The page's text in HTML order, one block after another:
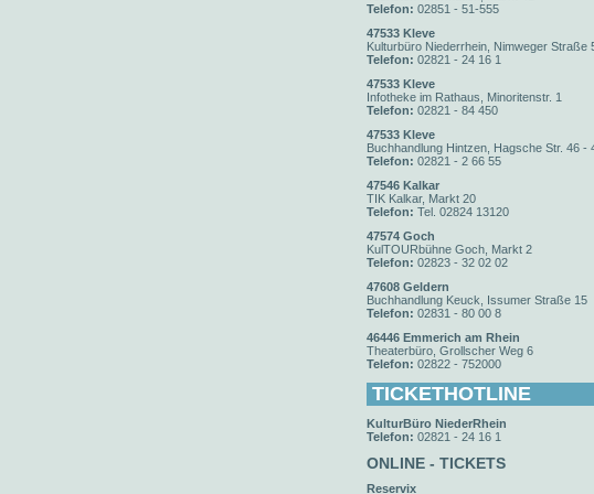
Telefon: 02851 - 51-555
47533 Kleve
Kulturbüro Niederrhein, Nimweger Straße
Telefon: 02821 - 24 16 1
47533 Kleve
Infotheke im Rathaus, Minoritenstr. 1
Telefon: 02821 - 84 450
47533 Kleve
Buchhandlung Hintzen, Hagsche Str. 46 -
Telefon: 02821 - 2 66 55
47546 Kalkar
TIK Kalkar, Markt 20
Telefon: Tel. 02824 13120
47574 Goch
KulTOURbühne Goch, Markt 2
Telefon: 02823 - 32 02 02
47608 Geldern
Buchhandlung Keuck, Issumer Straße 15
Telefon: 02831 - 80 00 8
46446 Emmerich am Rhein
Theaterbüro, Grollscher Weg 6
Telefon: 02822 - 752000
TICKETHOTLINE
KulturBüro NiederRhein
Telefon: 02821 - 24 16 1
ONLINE - TICKETS
Reservix